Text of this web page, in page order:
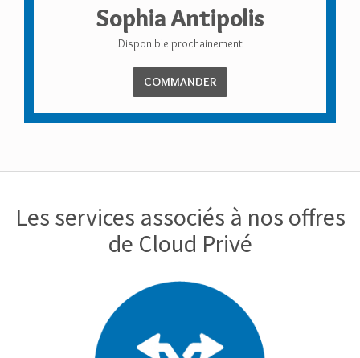
Sophia Antipolis
Disponible prochainement
COMMANDER
Les services associés à nos offres
de Cloud Privé